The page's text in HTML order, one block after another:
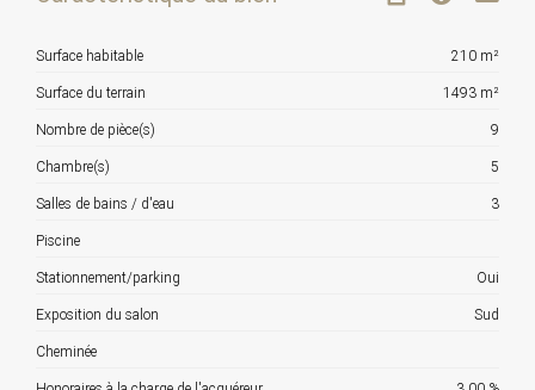
Surface habitable 210 m²
Surface du terrain 1493 m²
Nombre de pièce(s) 9
Chambre(s) 5
Salles de bains / d'eau 3
Piscine
Stationnement/parking Oui
Exposition du salon Sud
Cheminée